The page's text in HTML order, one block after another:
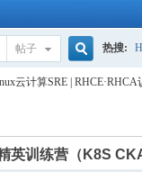
帖子
搜
索
热搜:
CCIE
云计算SRE |
英训练营（K8S